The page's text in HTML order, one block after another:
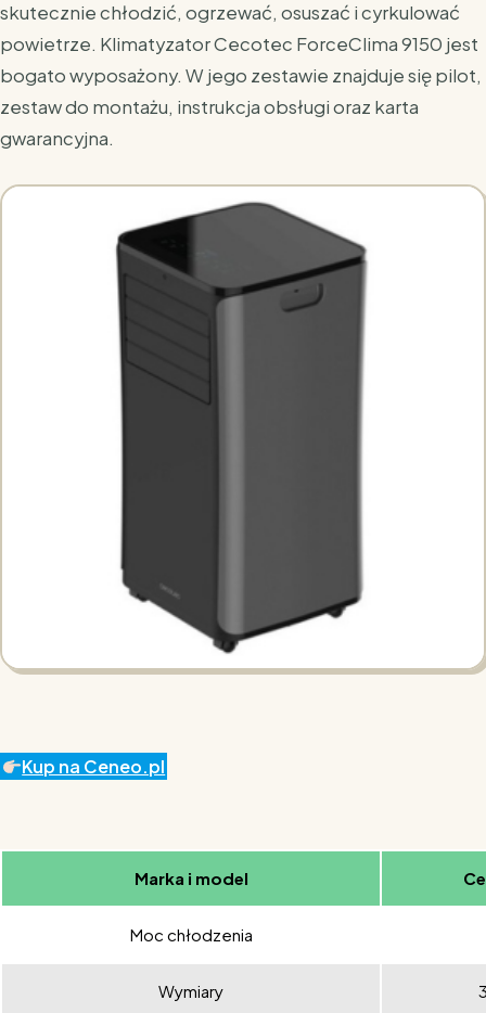
skutecznie chłodzić, ogrzewać, osuszać i cyrkulować
powietrze. Klimatyzator Cecotec ForceClima 9150 jest
bogato wyposażony. W jego zestawie znajduje się pilot,
zestaw do montażu, instrukcja obsługi oraz karta
gwarancyjna.
Kup na Ceneo.pl
Marka i model
Moc chłodzenia
Wymiary